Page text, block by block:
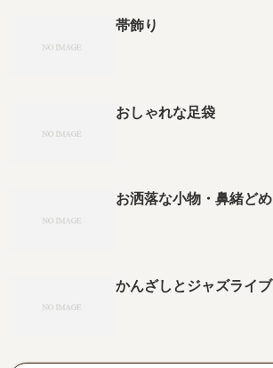
帯飾り
おしゃれな足袋
お洒落な小物・鼻緒どめ
かんざしとジャズライブ